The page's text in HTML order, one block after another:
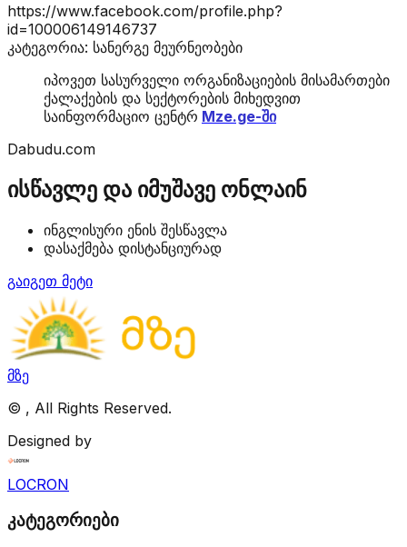
https://www.facebook.com/profile.php?
id=100006149146737
კატეგორია: სანერგე მეურნეობები
იპოვეთ სასურველი ორგანიზაციების მისამართები
ქალაქების და სექტორების მიხედვით
საინფორმაციო ცენტრ Mze.ge-ში
Dabudu.com
ისწავლე და იმუშავე ონლაინ
ინგლისური ენის შესწავლა
დასაქმება დისტანციურად
გაიგეთ მეტი
მზე
© , All Rights Reserved.
Designed by
LOCRON
კატეგორიები